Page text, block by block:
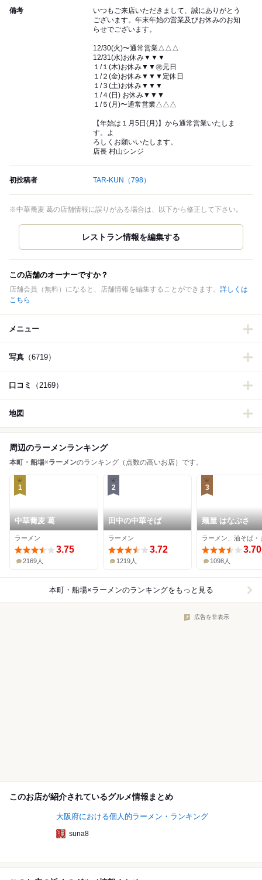
備考
いつもご来店いただきまして、誠にありがとう
ございます。年末年始の営業及びお休みのお知
らせでございます。
12/30(火)〜通常営業△△△
12/31(水)お休み▼▼▼
１/１(木)お休み▼▼㊗️元日
１/２(金)お休み▼▼▼定休日
１/３(土)お休み▼▼▼
１/４(日) お休み▼▼▼
１/５(月)〜通常営業△△△
【年始は１月5日(月)】から通常営業いたしま
す。よ
ろしくお願いいたします。
店長 村山シンジ
初投稿者 TAR-KUN （798）
※中華蕎麦 葛の店舗情報に誤りがある場合は、以下から修正して下さい。
この店舗のオーナーですか？
店舗会員（無料）になると、店舗情報を編集することができます。 詳しくは
こちら
メニュー
写真 （6719）
口コミ （2169）
地図
周辺のラーメンランキング
本町・船場×ラーメンのランキング（点数の高いお店）です。
1
中華蕎麦 葛
ラーメン
3.75
2169人
2
田中の中華そば
ラーメン
3.72
1219人
3
麺屋 はなぶさ
3.70
1098人
本町・船場×ラーメンのランキングをもっと見る
広告を非表示
このお店が紹介されているグルメ情報まとめ
大阪府における個人的ラーメン・ランキング
suna8